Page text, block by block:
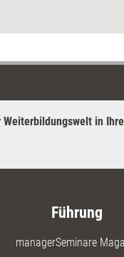
neuer Tools
Weiterbildungswelt in
Führung
managerSeminare